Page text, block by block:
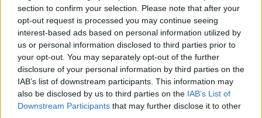
section to confirm your selection. Please note that after your
opt-out request is processed you may continue seeing
interest-based ads based on personal information utilized by
us or personal information disclosed to third parties prior to
your opt-out. You may separately opt-out of the further
disclosure of your personal information by third parties on the
IAB’s list of downstream participants. This information may
also be disclosed by us to third parties on the IAB’s List of
Downstream Participants that may further disclose it to other
Stabilire una relazione solida e aperta con i clienti
adolescenti è cruciale. Le domande giuste possono
promuovere una comunicazione chiara e onesta,
creando uno spazio in cui i ragazzi si sentano